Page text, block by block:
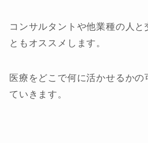
コンサルタントや他業種の人と
ともオススメします。
医療をどこで何に活かせるかの
ていきます。